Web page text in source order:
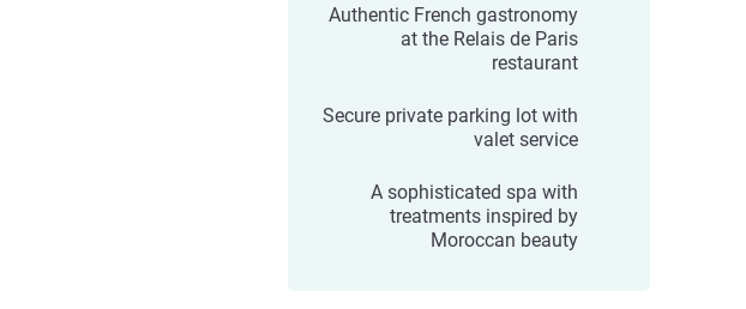
Authentic French gastronomy
at the Relais de Paris
restaurant
Secure private parking lot with
valet service
A sophisticated spa with
treatments inspired by
Moroccan beauty